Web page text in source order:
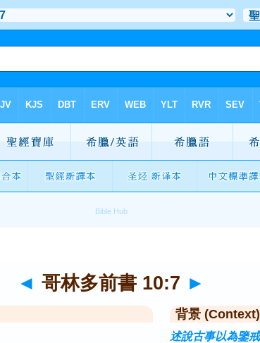
◄ 哥林多前書 10:7 ►
背景 (Context)
述說古事以為鑒戒